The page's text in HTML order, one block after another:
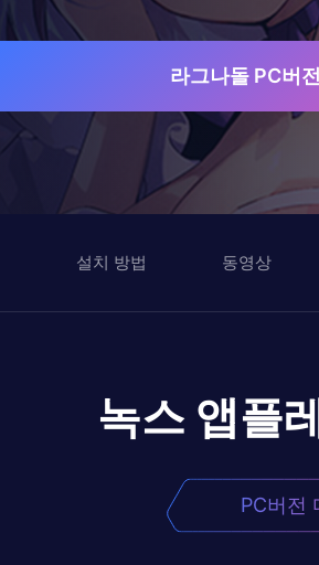
라그나돌 PC버
설치 방법 동영상
녹스 앱플
PC버전